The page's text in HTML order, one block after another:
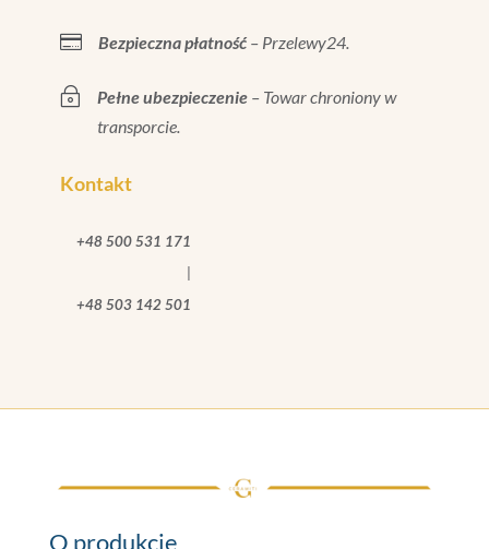
 Bezpieczna płatność– Przelewy24.
~ Pełne ubezpieczenie– Towar chroniony w
transporcie.
Kontakt
+48 500 531 171
+48 503 142 501
O produkcie